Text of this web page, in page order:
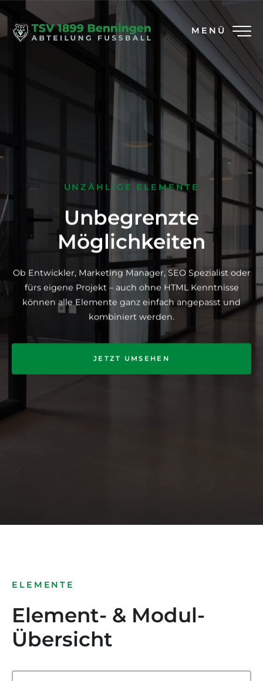
MENÜ
UNZÄHLIGE ELEMENTE
Unbegrenzte
Möglichkeiten
Ob Entwickler, Marketing Manager, SEO Spezialist oder
fürs eigene Projekt – auch ohne HTML Kenntnisse
können alle Elemente ganz einfach angepasst und
kombiniert werden.
JETZT UMSEHEN
ELEMENTE
Element- & Modul-
Übersicht